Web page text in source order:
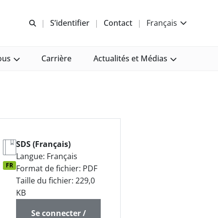
Recherche libre
S’identifier Contact Français
Carrière Actualités et Médias
FR
SDS (Français)
Langue: Français
Format de fichier: PDF
Taille du fichier: 229,0
KB
Se connecter /